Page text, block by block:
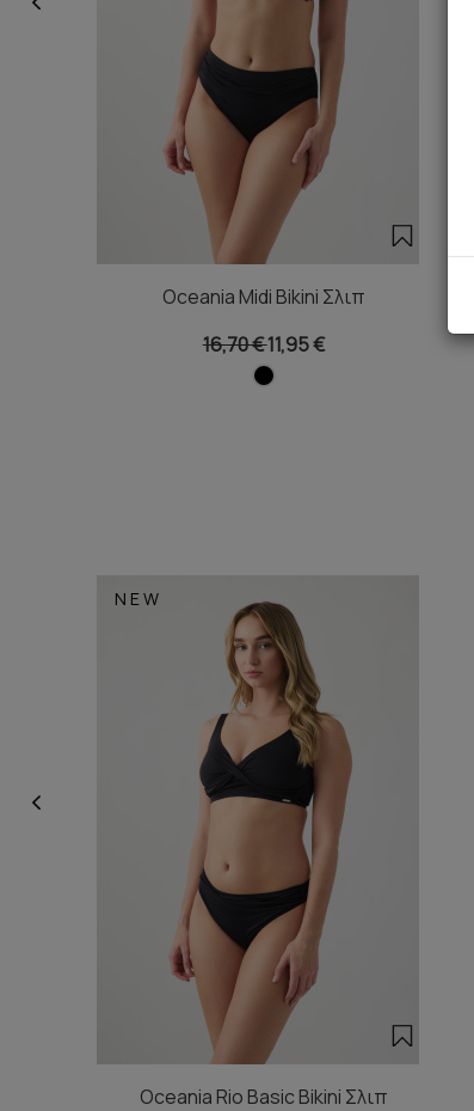
Oceania Midi Bikini Σλιπ
16,70 €11,95 €
NEW
Oceania Rio Basic Bikini Σλιπ